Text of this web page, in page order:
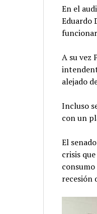
En el
Eduardo
A su vez
alejado
Incluso
con un
El
crisis
recesión